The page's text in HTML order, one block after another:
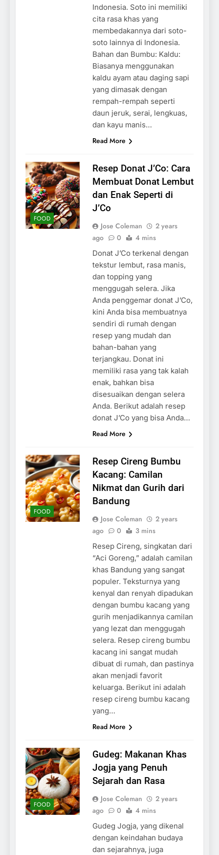
Indonesia. Soto ini memiliki
cita rasa khas yang
membedakannya dari soto-
soto lainnya di Indonesia.
Bahan dan Bumbu: Kaldu:
Biasanya menggunakan
kaldu ayam atau daging sapi
yang dimasak dengan
rempah-rempah seperti
daun jeruk, serai, lengkuas,
dan kayu manis…
Read More
FOOD
Resep Donat J’Co: Cara
Membuat Donat Lembut
dan Enak Seperti di
J’Co
Jose Coleman
2 years
ago
0 4 mins
Donat J’Co terkenal dengan
tekstur lembut, rasa manis,
dan topping yang
menggugah selera. Jika
Anda penggemar donat J’Co,
kini Anda bisa membuatnya
sendiri di rumah dengan
resep yang mudah dan
bahan-bahan yang
terjangkau. Donat ini
memiliki rasa yang tak kalah
enak, bahkan bisa
disesuaikan dengan selera
Anda. Berikut adalah resep
donat J’Co yang bisa Anda…
Read More
FOOD
Resep Cireng Bumbu
Kacang: Camilan
Nikmat dan Gurih dari
Bandung
Jose Coleman
2 years
ago
0 3 mins
Resep Cireng, singkatan dari
“Aci Goreng,” adalah camilan
khas Bandung yang sangat
populer. Teksturnya yang
kenyal dan renyah dipadukan
dengan bumbu kacang yang
gurih menjadikannya camilan
yang lezat dan menggugah
selera. Resep cireng bumbu
kacang ini sangat mudah
dibuat di rumah, dan pastinya
akan menjadi favorit
keluarga. Berikut ini adalah
resep cireng bumbu kacang
yang…
Read More
FOOD
Gudeg: Makanan Khas
Jogja yang Penuh
Sejarah dan Rasa
Jose Coleman
2 years
ago
0 4 mins
Gudeg Jogja, yang dikenal
dengan keindahan budaya
dan sejarahnya, juga